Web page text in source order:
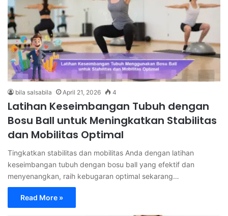
bila salsabila April 21, 2026 4
Latihan Keseimbangan Tubuh dengan
Bosu Ball untuk Meningkatkan Stabilitas
dan Mobilitas Optimal
Tingkatkan stabilitas dan mobilitas Anda dengan latihan
keseimbangan tubuh dengan bosu ball yang efektif dan
menyenangkan, raih kebugaran optimal sekarang…
Read More »